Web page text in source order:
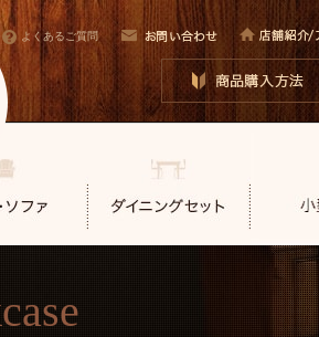
よくあるご質問